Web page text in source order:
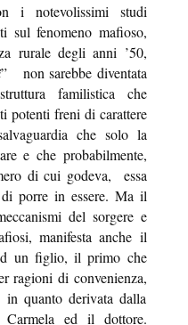
i notevolissimi studi
sul fenomeno mafioso,
rurale degli anni ’50,
” non sarebbe diventata
familistica che
potenti freni di carattere
che solo la
e che probabilmente,
di cui godeva, essa
porre in essere. Ma il
del sorgere e
manifesta anche il
un figlio, il primo che
ragioni di convenienza,
quanto derivata dalla
Carmela ed il dottore.